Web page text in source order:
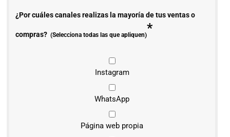
¿Por cuáles canales realizas la mayoría de tus ventas o
compras? (Selecciona todas las que apliquen)*
Instagram
WhatsApp
Página web propia